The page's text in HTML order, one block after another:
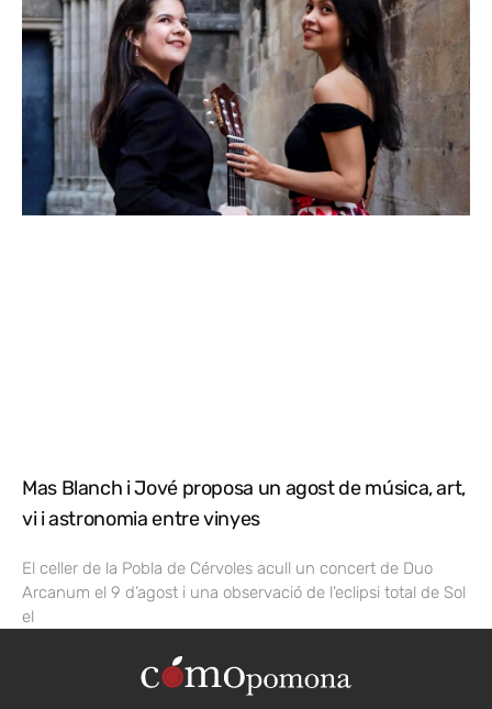
Mas Blanch i Jové proposa un agost de música, art,
vi i astronomia entre vinyes
El celler de la Pobla de Cérvoles acull un concert de Duo
Arcanum el 9 d’agost i una observació de l’eclipsi total de Sol
el